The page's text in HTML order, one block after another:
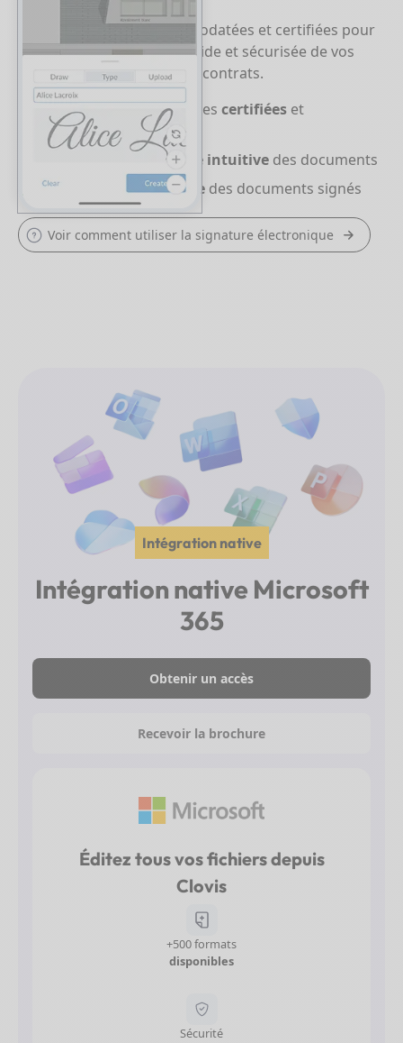
Utilisez des signatures horodatées et certifiées pour
garantir une validation rapide et sécurisée de vos
documents, plans, devis et contrats.
Signatures électroniques certifiées et
horodatées
signature intuitive des documents
Stockage et archivage des documents signés
Voir comment utiliser la signature électronique
Intégration native
Intégration native Microsoft
365
Obtenir un accès
Recevoir la brochure
Éditez tous vos fichiers depuis
Clovis
+500 formats
disponibles
Sécurité